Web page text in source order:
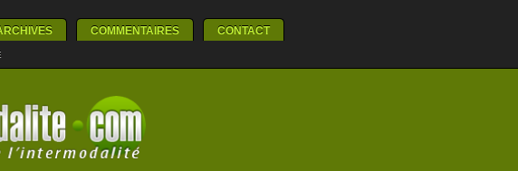
COMMENTAIRES CONTACT